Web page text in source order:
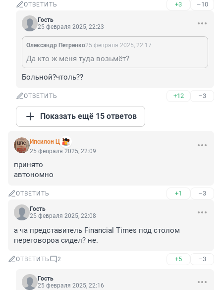
ОТВЕТИТЬ +3 –10
Гость
25 февраля 2025, 22:23
Олександр Петренко25 февраля 2025, 22:17
Да кто ж меня туда возьмёт?
Больной?чтоль??
ОТВЕТИТЬ +12 –3
Показать ещё 15 ответов
Ипсилон Ц
25 февраля 2025, 22:09
принято
автономно
ОТВЕТИТЬ +1 –3
Гость
25 февраля 2025, 22:08
а ча представитель Financial Times под столом
переговороа сидел? не.
ОТВЕТИТЬ 2 +5 –3
Гость
25 февраля 2025, 22:16